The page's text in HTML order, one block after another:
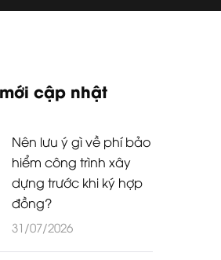
cập nhật
Nên lưu ý gì về phí bảo
hiểm công trình xây
dựng trước khi ký hợp
đồng?
31/07/2026